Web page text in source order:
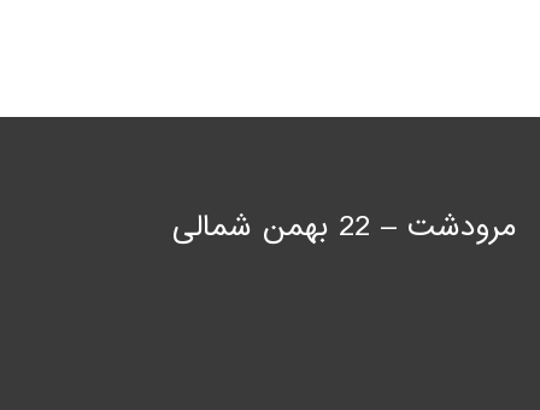
مرودشت – 22 بهمن شمالی